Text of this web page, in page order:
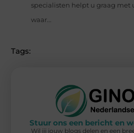
specialisten helpt u graag met
waar...
Tags:
Stuur ons een bericht en
Wil jij jouw blogs delen en een